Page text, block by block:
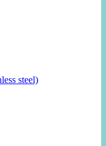
steel)